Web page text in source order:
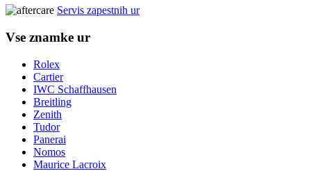
Servis zapestnih ur
Vse znamke ur
Rolex
Cartier
IWC Schaffhausen
Breitling
Zenith
Tudor
Panerai
Nomos
Maurice Lacroix